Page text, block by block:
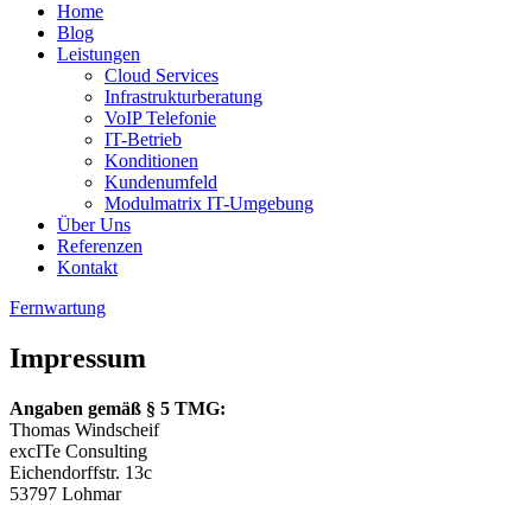
Home
Blog
Leistungen
Cloud Services
Infrastrukturberatung
VoIP Telefonie
IT-Betrieb
Konditionen
Kundenumfeld
Modulmatrix IT-Umgebung
Über Uns
Referenzen
Kontakt
Fernwartung
Impressum
Angaben gemäß § 5 TMG:
Thomas Windscheif
excITe Consulting
Eichendorffstr. 13c
53797 Lohmar